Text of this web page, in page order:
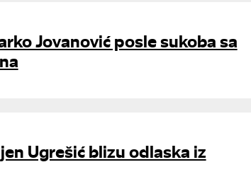
Jovanović posle sukoba sa
Ugrešić blizu odlaska iz